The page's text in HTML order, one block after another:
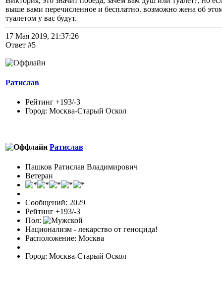
выше вами перечисленное и бесплатно. возможно жена об
туалетом у вас будут.
17 Мая 2019, 21:37:26
Ответ #5
Ратислав
Рейтинг +193/-3
Город: Москва-Старый Оскол
Ратислав
Пашков Ратислав Владимирович
Ветеран
Сообщений: 2029
Рейтинг +193/-3
Пол:
Национализм - лекарство от геноцида!
Расположение: Москва
Город: Москва-Старый Оскол